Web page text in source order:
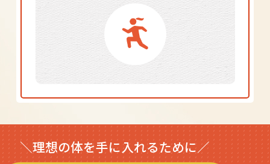
＼理想の体を手に入れるために／